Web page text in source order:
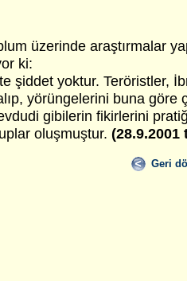
üzerinde araştırmalar
ki:
şiddet yoktur. Teröristler,
yörüngelerini buna göre
gibilerin fikirlerini
oluşmuştur. (28.9.2001
Geri